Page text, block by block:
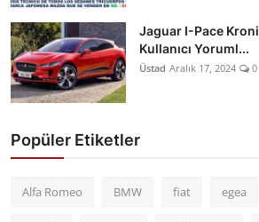
Jaguar I-Pace
Kullanıcı Yoruml...
Üstad Aralık 17, 2024 0
Popüler Etiketler
Alfa Romeo BMW fiat egea